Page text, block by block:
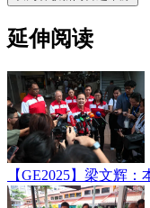
延伸阅读
【GE2025】梁文辉